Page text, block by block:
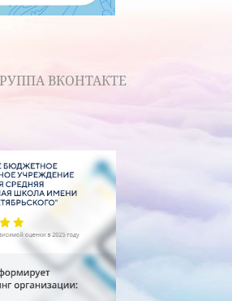
ГРУППА ВКОНТАКТЕ